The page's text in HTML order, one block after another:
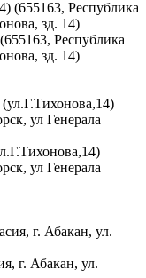
Республика
зд. 14)
ул Генерала
г. Абакан, ул.